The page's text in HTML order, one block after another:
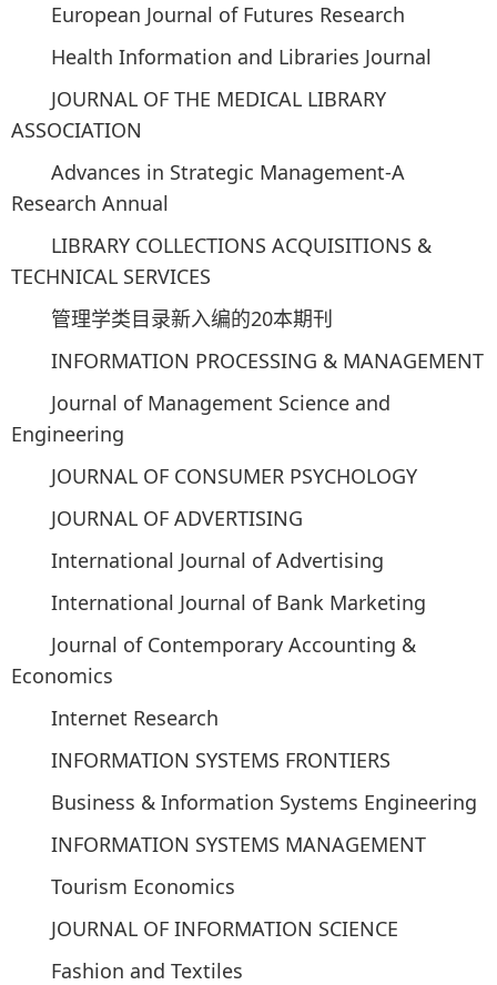
European Journal of Futures Research
Health Information and Libraries Journal
JOURNAL OF THE MEDICAL LIBRARY
ASSOCIATION
Advances in Strategic Management-A
Research Annual
LIBRARY COLLECTIONS ACQUISITIONS &
TECHNICAL SERVICES
管理学类目录新入编的20本期刊
INFORMATION PROCESSING & MANAGEMENT
Journal of Management Science and
Engineering
JOURNAL OF CONSUMER PSYCHOLOGY
JOURNAL OF ADVERTISING
International Journal of Advertising
International Journal of Bank Marketing
Journal of Contemporary Accounting &
Economics
Internet Research
INFORMATION SYSTEMS FRONTIERS
Business & Information Systems Engineering
INFORMATION SYSTEMS MANAGEMENT
Tourism Economics
JOURNAL OF INFORMATION SCIENCE
Fashion and Textiles